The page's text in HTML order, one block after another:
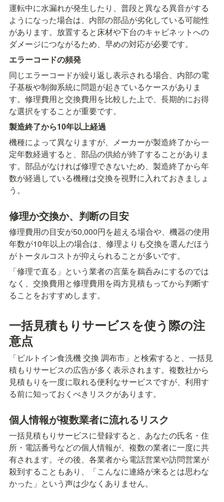
運転中に水漏れが発生したり、普段と異なる異音がする
ようになった場合は、内部の部品が劣化している可能性
があります。放置すると床材や下台のキャビネットへの
ダメージにつながるため、早めの対応が必要です。
エラーコードの頻発
同じエラーコードが繰り返し表示される場合、内部の電
子基板や制御系統に問題が起きているケースがありま
す。修理費用と交換費用を比較した上で、長期的にお得
な選択をすることが重要です。
製造終了から10年以上経過
機種によって異なりますが、メーカーが製造終了から一
定年数経過すると、部品の供給が終了することがありま
す。部品がなければ修理できないため、製造終了から年
数が経過している機種は交換を視野に入れておきましょ
う。
修理か交換か、判断の目安
修理費用の目安が50,000円を超える場合や、機器の使用
年数が10年以上の場合は、修理よりも交換を選んだほう
がトータルコストが抑えられることが多いです。
「修理で直る」という業者の言葉を鵜呑みにするのでは
なく、交換費用と修理費用を両方見積もってから判断す
ることをおすすめします。
一括見積もりサービスを使う際の注
意点
「ビルトイン食洗機 交換 調布市」と検索すると、一括見
積もりサービスの広告が多く表示されます。複数社から
見積もりを一度に取れる便利なサービスですが、利用す
る前に知っておくべきリスクがあります。
個人情報が複数業者に流れるリスク
一括見積もりサービスに登録すると、あなたの氏名・住
所・電話番号などの個人情報が、複数の業者に一度に共
有されます。その後、各業者から電話営業や訪問営業が
殺到することもあり、「こんなに連絡が来るとは思わな
かった」という声は少なくありません。